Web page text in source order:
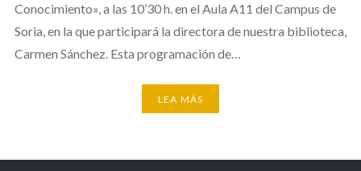
Conocimiento», a las 10’30 h. en el Aula A11 del Campus de
Soria, en la que participará la directora de nuestra biblioteca,
Carmen Sánchez. Esta programación de…
LEA MÁS